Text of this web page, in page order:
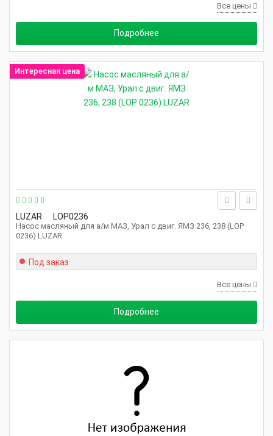
Все цены
Подробнее
LUZAR LOP0236
Насос масляный для а/м МАЗ, Урал с двиг. ЯМЗ 236, 238 (LOP
0236) LUZAR
Интересная цена
Под заказ
Все цены
Подробнее